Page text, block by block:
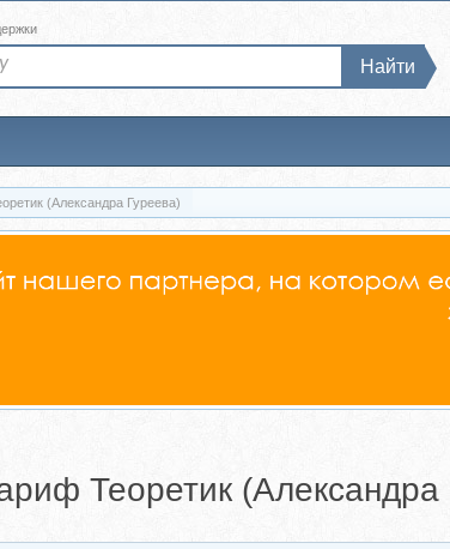
Найти
(Александра Гуреева)
Теоретик (Александра